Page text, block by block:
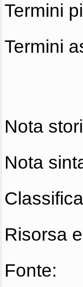
Termini
Termini
Nota
Nota
Risorsa
Fonte: